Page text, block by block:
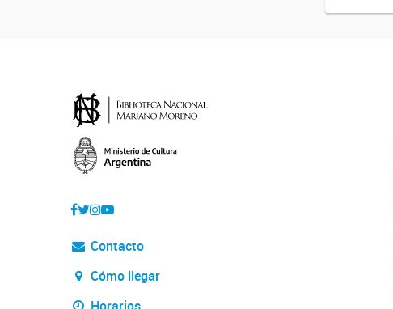
Contacto
Cómo llegar